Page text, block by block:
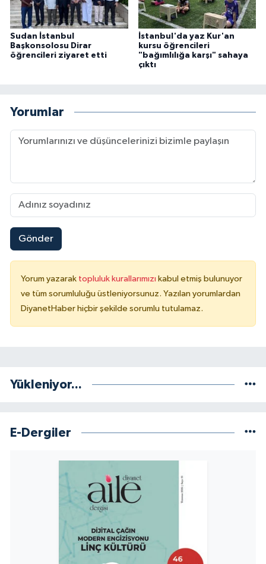
Sudan İstanbul
Başkonsolosu Dirar
öğrencileri ziyaret etti
İstanbul'da yaz Kur'an
kursu öğrencileri
"bağımlılığa karşı" sahaya
çıktı
Yorumlar
Gönder
Yorum yazarak topluluk kurallarımızı kabul etmiş bulunuyor
ve tüm sorumluluğu üstleniyorsunuz. Yazılan yorumlardan
DiyanetHaber hiçbir şekilde sorumlu tutulamaz.
Yükleniyor...
E-Dergiler
Samsun Müftülüğü
Siirt Müftülüğü
Sivas Müftülüğü
Şanlıurfa Müftülüğü
Tekirdağ Müftülüğü
Tokat Müftülüğü
Tunceli Müftülüğü
Uşak Müftülüğü
Yalova Müftülüğü